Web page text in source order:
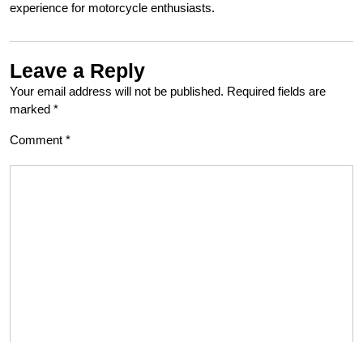
experience for motorcycle enthusiasts.
Leave a Reply
Your email address will not be published. Required fields are
marked *
Comment *